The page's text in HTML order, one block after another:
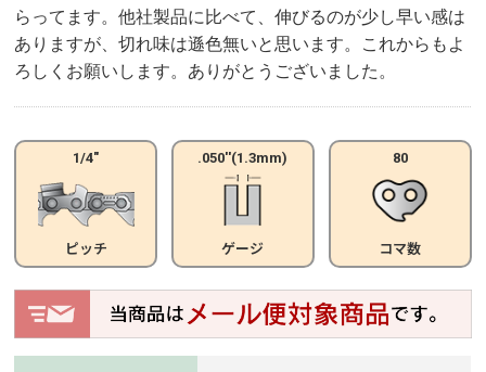
らってます。他社製品に比べて、伸びるのが少し早い感は
ありますが、切れ味は遜色無いと思います。これからもよ
ろしくお願いします。ありがとうございました。
1/4"
ピッチ
.050''(1.3mm)
ゲージ
80
コマ数